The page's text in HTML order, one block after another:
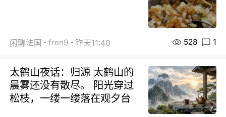
闲聊法国 fren9 昨天11:40 528 1
太鹤山夜话：归源 太鹤山的
晨雾还没有散尽。 阳光穿过
松枝，一缕一缕落在观夕台